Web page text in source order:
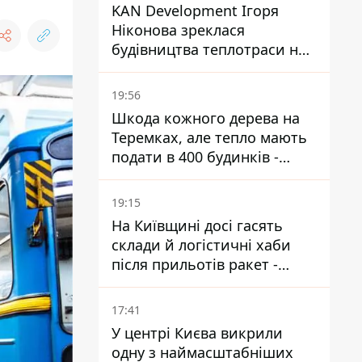
KAN Development Ігоря
Ніконова зреклася
будівництва теплотраси на
Теремках
19:56
Шкода кожного дерева на
Теремках, але тепло мають
подати в 400 будинків -
депутатка Київради
19:15
На Київщині досі гасять
склади й логістичні хаби
після прильотів ракет -
ДСНС
17:41
У центрі Києва викрили
одну з наймасштабніших